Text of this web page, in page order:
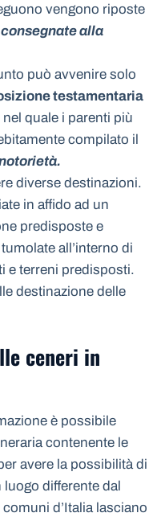
vengono riposte
alla
può avvenire solo
testamentaria
quale i parenti più
compilato il
diverse destinazioni.
in affido ad un
predisposte e
all’interno di
e terreni predisposti.
destinazione delle
ceneri in
è possibile
contenente le
avere la possibilità di
differente dal
d’Italia lasciano